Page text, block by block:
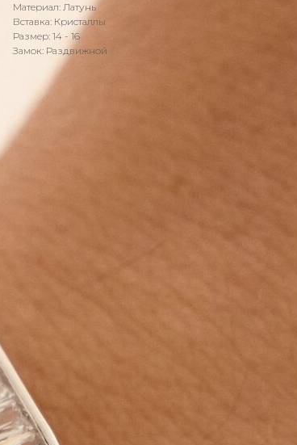
Материал: Латунь
Вставка: Кристаллы
Размер: 14 - 16
Замок: Раздвижной